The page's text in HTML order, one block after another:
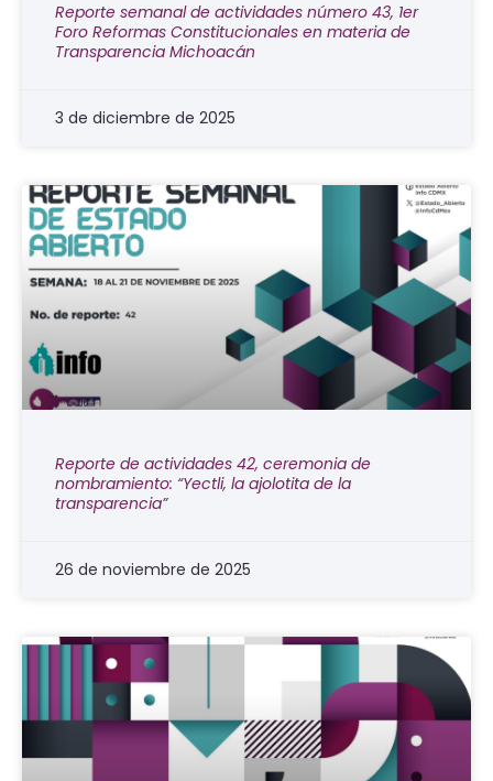
Reporte semanal de actividades número 43, 1er
Foro Reformas Constitucionales en materia de
Transparencia Michoacán
3 de diciembre de 2025
Reporte de actividades 42, ceremonia de
nombramiento: “Yectli, la ajolotita de la
transparencia”
26 de noviembre de 2025